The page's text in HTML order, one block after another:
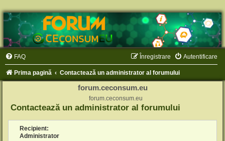
FAQ Autentificare
Înregistrare
Prima pagină Contactează un administrator al forumului
forum.ceconsum.eu
forum.ceconsum.eu
Contactează un administrator al forumului
Recipient:
Administrator